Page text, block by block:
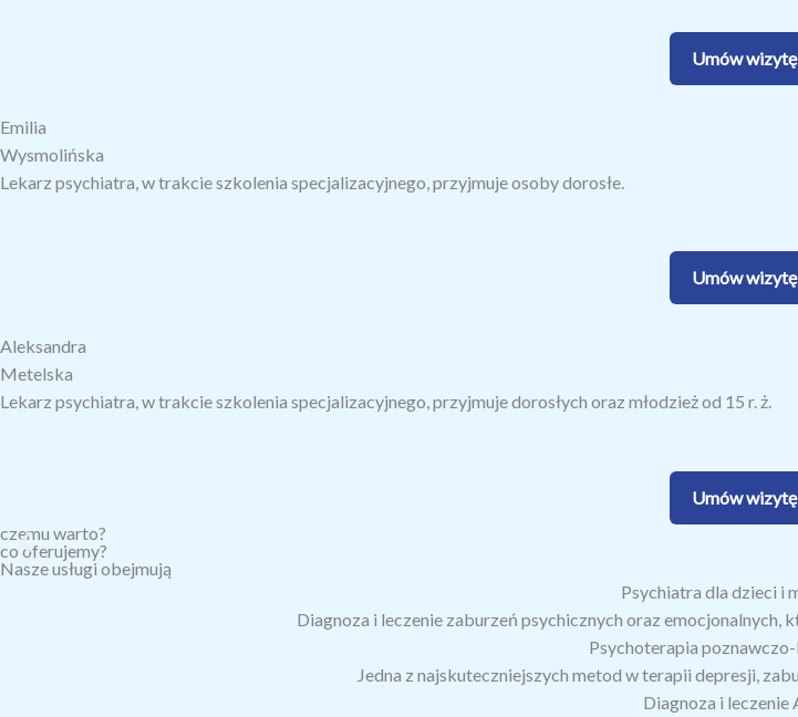
Umów wizytę
Emilia
Wysmolińska
Lekarz psychiatra, w trakcie szkolenia specjalizacyjnego, przyjmuje osoby dorosłe.
Umów wizytę
Aleksandra
Metelska
Lekarz psychiatra, w trakcie szkolenia specjalizacyjnego, przyjmuje dorosłych oraz młodzież od 15 r. ż.
Umów wizytę
czemu warto?
co oferujemy?
Nasze usługi obejmują
Psychiatra dla dzieci i
Diagnoza i leczenie zaburzeń psychicznych oraz
Psychoterapia
Jedna z najskuteczniejszych metod w terapii depresji,
Diagnoza i leczenie